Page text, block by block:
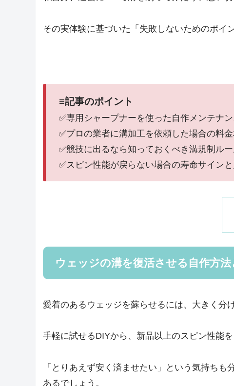
その実体験に基づいた「失敗しないためのポイ
≡記事のポイント
✅専用シャープナーを使った自作メンテナ
✅プロの業者に溝加工を依頼した場合の料
✅競技に出るなら知っておくべき溝規制ル
✅スピン性能が戻らない場合の寿命サイン
ウェッジの溝を復活させる自作方
愛着のあるウェッジを蘇らせるには、大きく分
手軽に試せるDIYから、新品以上のスピン性能
「とりあえず安く済ませたい」という気持ち
あるでしょう。